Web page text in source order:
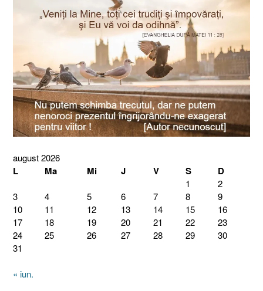
august 2026
L Ma Mi J V S D
1
2
3
4 5 6 7 8
9
10
11 12 13 14 15
16
17
18 19 20 21 22
23
24
25 26 27 28 29
30
31
« iun.